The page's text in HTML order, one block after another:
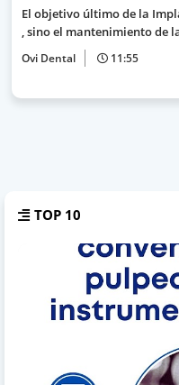
El objetivo último de la
, sino el mantenimiento de
Ovi Dental 11:55
TOP 10